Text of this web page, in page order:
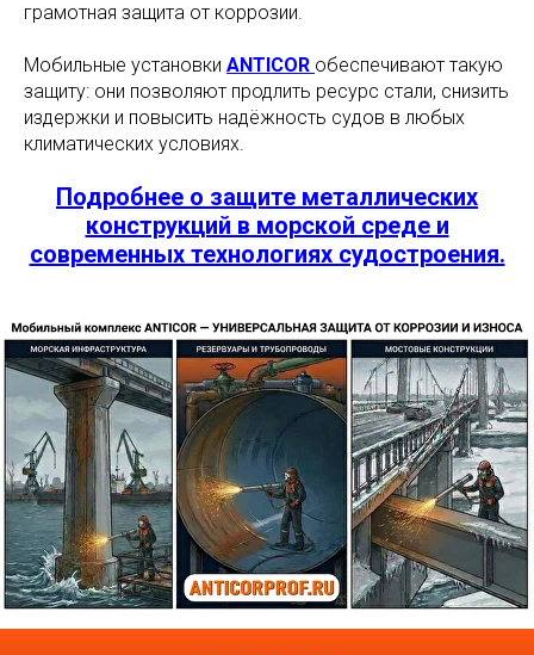
грамотная защита от коррозии.
Мобильные установки ANTICOR обеспечивают такую
защиту: они позволяют продлить ресурс стали, снизить
издержки и повысить надёжность судов в любых
климатических условиях.
Подробнее о защите металлических
конструкций в морской среде и
современных технологиях судостроения.